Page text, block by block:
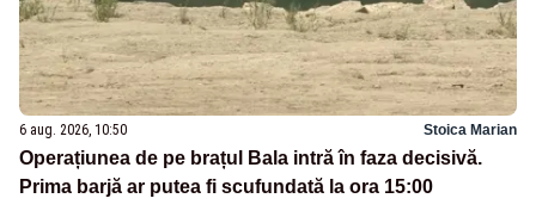
6 aug. 2026, 10:50 Stoica Marian
Operațiunea de pe brațul Bala intră în faza decisivă.
Prima barjă ar putea fi scufundată la ora 15:00